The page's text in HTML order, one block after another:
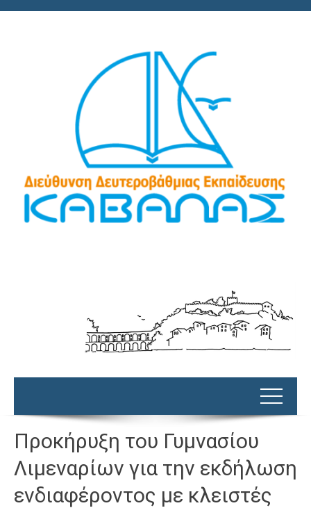
Προκήρυξη του Γυμνασίου
Λιμεναρίων για την εκδήλωση
ενδιαφέροντος με κλειστές